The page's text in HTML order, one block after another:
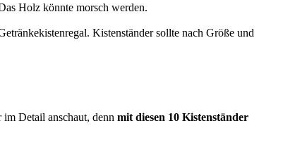
Holz könnte morsch werden.
Kistenständer sollte nach Größe und
Detail anschaut, denn mit diesen 10 Kistenständer